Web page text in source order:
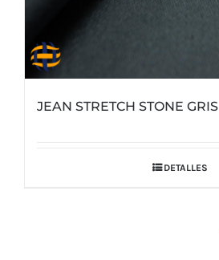
JEAN STRETCH STONE GRIS
DETALLES